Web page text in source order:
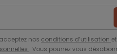
nos conditions d’utilisation
. Vous pourrez vous